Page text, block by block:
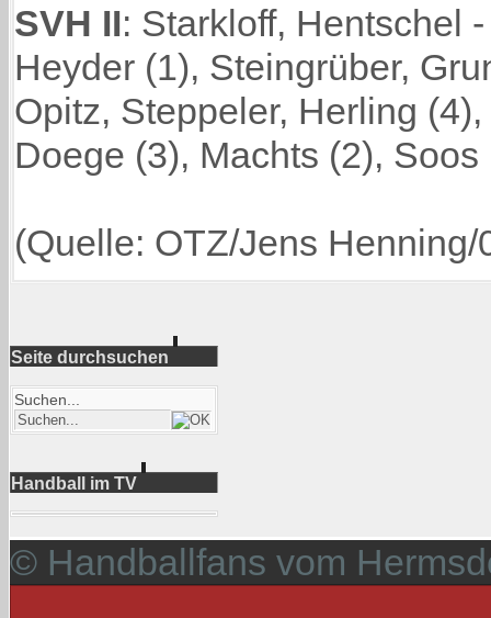
SVH II: Starkloff, Hentschel
Heyder (1), Steingrüber,
Opitz, Steppeler, Herling
Doege (3), Machts (2), Soos
(Quelle: OTZ/Jens Henning/
Seite durchsuchen
Suchen...
Handball im TV
© Handballfans vom